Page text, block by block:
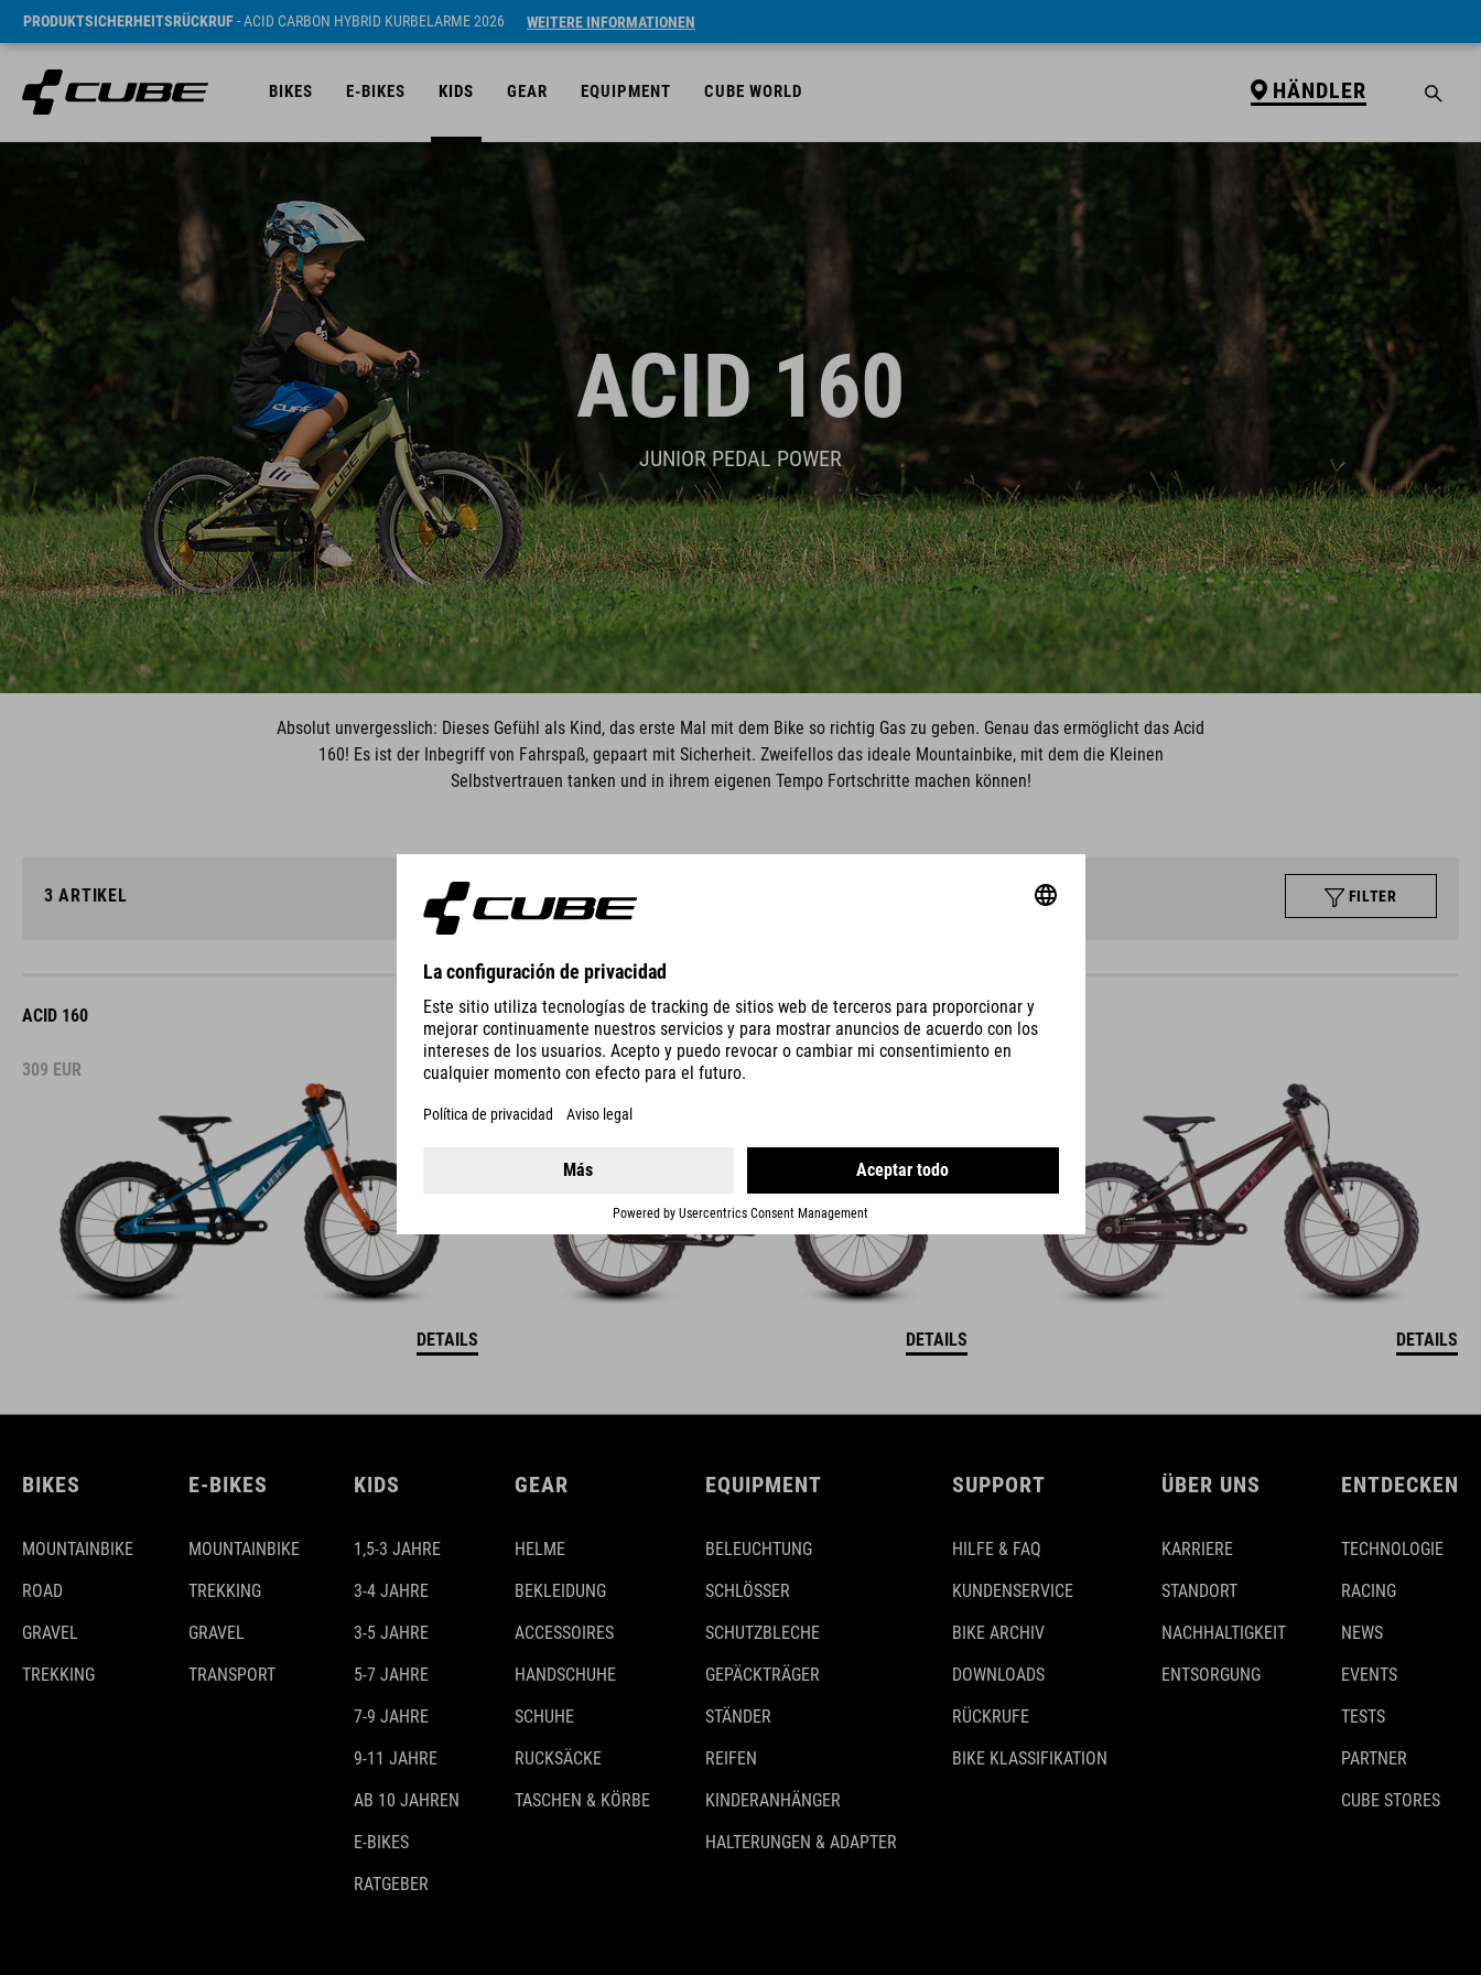
PRODUKTSICHERHEITSRÜCKRUF- ACID CARBON HYBRID KURBELARME 2026 WEITERE INFORMATIONEN
BIKES E-BIKES KIDS GEAR EQUIPMENT CUBE WORLD HÄNDLER
ACID 160
JUNIOR PEDAL POWER
Absolut unvergesslich: Dieses Gefühl als Kind, das erste Mal mit dem Bike so richtig Gas zu geben. Genau das ermöglicht das Acid
160! Es ist der Inbegriff von Fahrspaß, gepaart mit Sicherheit. Zweifellos das ideale Mountainbike, mit dem die Kleinen
Selbstvertrauen tanken und in ihrem eigenen Tempo Fortschritte machen können!
3 ARTIKEL FILTER
ACID 160
309 EUR
DETAILS
ACID 160
309EUR
DETAILS
ACID 160
DETAILS
BIKES
MOUNTAINBIKE
ROAD
GRAVEL
TREKKING
E-BIKES
MOUNTAINBIKE
TREKKING
GRAVEL
TRANSPORT
KIDS
1,5-3 JAHRE
3-4 JAHRE
3-5 JAHRE
5-7 JAHRE
7-9 JAHRE
9-11 JAHRE
AB 10 JAHREN
E-BIKES
RATGEBER
GEAR
HELME
BEKLEIDUNG
ACCESSOIRES
HANDSCHUHE
SCHUHE
RUCKSÄCKE
TASCHEN & KÖRBE
EQUIPMENT
BELEUCHTUNG
SCHLÖSSER
SCHUTZBLECHE
GEPÄCKTRÄGER
STÄNDER
REIFEN
KINDERANHÄNGER
HALTERUNGEN & ADAPTER
SUPPORT
HILFE & FAQ
KUNDENSERVICE
BIKE ARCHIV
DOWNLOADS
RÜCKRUFE
BIKE KLASSIFIKATION
ÜBER UNS
KARRIERE
STANDORT
NACHHALTIGKEIT
ENTSORGUNG
ENTDECKEN
TECHNOLOGIE
RACING
NEWS
EVENTS
TESTS
PARTNER
CUBE STORES